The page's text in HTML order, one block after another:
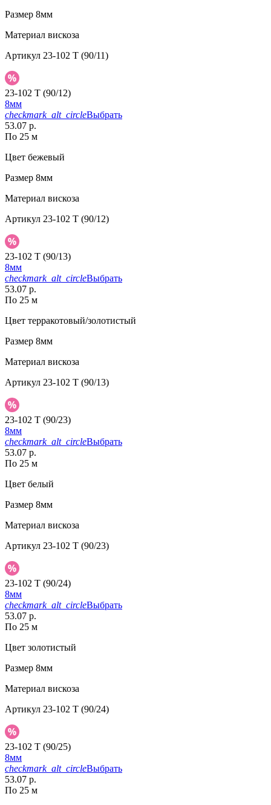
Размер 8мм
Материал вискоза
Артикул 23-102 T (90/11)
23-102 T (90/12)
8мм
checkmark_alt_circleВыбрать
53.07 р.
По 25 м
Цвет бежевый
Размер 8мм
Материал вискоза
Артикул 23-102 T (90/12)
23-102 T (90/13)
8мм
checkmark_alt_circleВыбрать
53.07 р.
По 25 м
Цвет терракотовый/золотистый
Размер 8мм
Материал вискоза
Артикул 23-102 T (90/13)
23-102 T (90/23)
8мм
checkmark_alt_circleВыбрать
53.07 р.
По 25 м
Цвет белый
Размер 8мм
Материал вискоза
Артикул 23-102 T (90/23)
23-102 T (90/24)
8мм
checkmark_alt_circleВыбрать
53.07 р.
По 25 м
Цвет золотистый
Размер 8мм
Материал вискоза
Артикул 23-102 T (90/24)
23-102 T (90/25)
8мм
checkmark_alt_circleВыбрать
53.07 р.
По 25 м